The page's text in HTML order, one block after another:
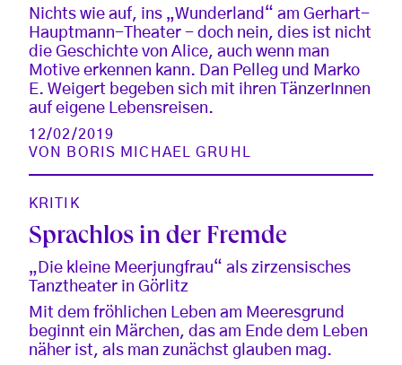
Nichts wie auf, ins „Wunderland“ am Gerhart-
Hauptmann-Theater - doch nein, dies ist nicht
die Geschichte von Alice, auch wenn man
Motive erkennen kann. Dan Pelleg und Marko
E. Weigert begeben sich mit ihren TänzerInnen
auf eigene Lebensreisen.
12/02/2019
VON
BORIS MICHAEL GRUHL
KRITIK
Sprachlos in der Fremde
„Die kleine Meerjungfrau“ als zirzensisches
Tanztheater in Görlitz
Mit dem fröhlichen Leben am Meeresgrund
beginnt ein Märchen, das am Ende dem Leben
näher ist, als man zunächst glauben mag.